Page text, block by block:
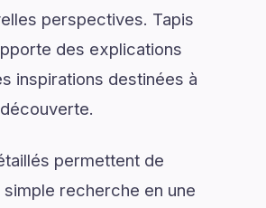
perspectives. Tapis
des explications
inspirations destinées à
permettent de
recherche en une